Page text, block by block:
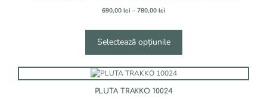
690,00 lei – 780,00 leiInterval
prețuri:
690,00 lei
780,00 lei
Selectează opțiunile
fi
alese
PLUTA TRAKKO 10024
produs